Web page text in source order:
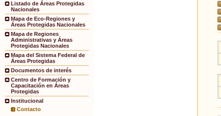
Listado de Áreas Protegidas
Nacionales
Mapa de Eco-Regiones y
Áreas Protegidas Nacionales
Mapa de Regiones
Administrativas y Áreas
Protegidas Nacionales
Mapa del Sistema Federal de
Áreas Protegidas
Documentos de interés
Centro de Formación y
Capacitación en Áreas
Protegidas
Institucional
Contacto